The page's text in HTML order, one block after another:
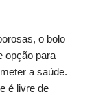
o bolo
opção para
a saúde.
é livre de